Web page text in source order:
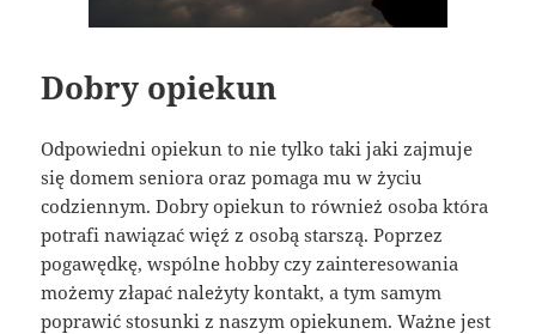
Dobry opiekun
Odpowiedni opiekun to nie tylko taki jaki zajmuje
się domem seniora oraz pomaga mu w życiu
codziennym. Dobry opiekun to również osoba która
potrafi nawiązać więź z osobą starszą. Poprzez
pogawędkę, wspólne hobby czy zainteresowania
możemy złapać należyty kontakt, a tym samym
poprawić stosunki z naszym opiekunem. Ważne jest